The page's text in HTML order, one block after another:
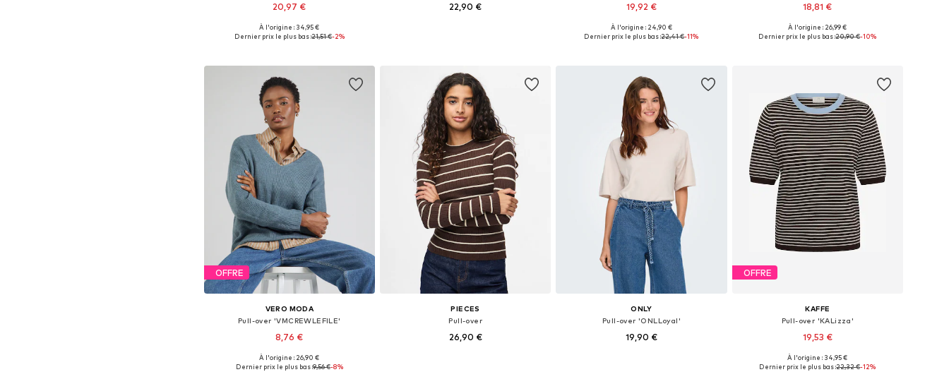
20,97 €
Tailles disponibles: XS, S, M, L, XL, XXL
À l'origine : 34,95 €
Dernier prix le plus bas :21,51 €-2%
22,90 € 19,92 €
+7
Disponible en plusieurs tailles
À l'origine : 24,90 €
Dernier prix le plus bas :22,41 €-11%
18,81 €
Tailles disponibles: XS, S, M, L, XL
À l'origine : 26,99 €
Dernier prix le plus bas :20,90 €-10%
OFFRE
VERO MODA
Pull-over 'VMCREWLEFILE'
8,76 €
+9
Tailles disponibles: XS, S, M, L
À l'origine : 26,90 €
Dernier prix le plus bas :9,56 €-8%
PIECES
Pull-over
26,90 €
ONLY
Pull-over 'ONLLoyal'
19,90 €
OFFRE
KAFFE
Pull-over 'KALizza'
19,53 €
Tailles disponibles: XS, S, M, L, XL, XXL
À l'origine : 34,95 €
Dernier prix le plus bas :22,32 €-12%